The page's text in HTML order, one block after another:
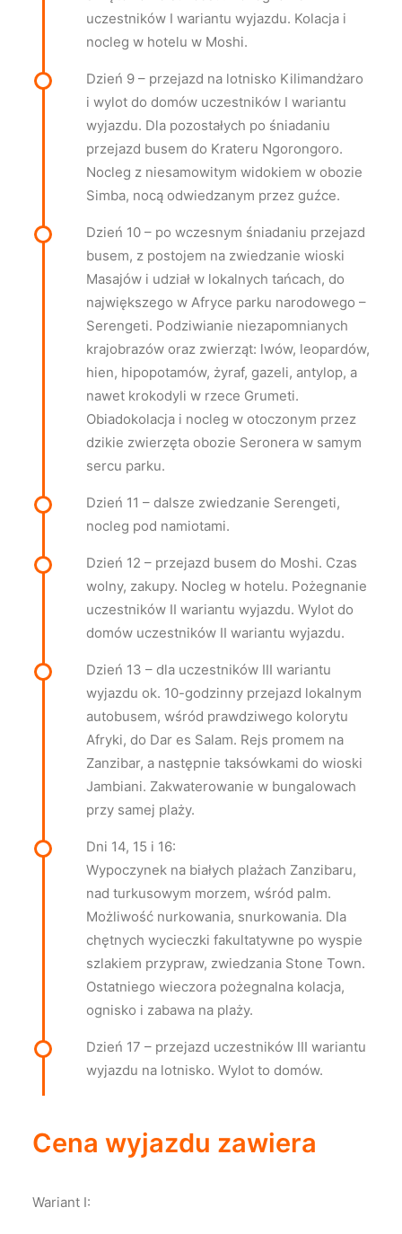
uczestników I wariantu wyjazdu. Kolacja i
nocleg w hotelu w Moshi.
Dzień 9 – przejazd na lotnisko Kilimandżaro
i wylot do domów uczestników I wariantu
wyjazdu. Dla pozostałych po śniadaniu
przejazd busem do Krateru Ngorongoro.
Nocleg z niesamowitym widokiem w obozie
Simba, nocą odwiedzanym przez guźce.
Dzień 10 – po wczesnym śniadaniu przejazd
busem, z postojem na zwiedzanie wioski
Masajów i udział w lokalnych tańcach, do
największego w Afryce parku narodowego –
Serengeti. Podziwianie niezapomnianych
krajobrazów oraz zwierząt: lwów, leopardów,
hien, hipopotamów, żyraf, gazeli, antylop, a
nawet krokodyli w rzece Grumeti.
Obiadokolacja i nocleg w otoczonym przez
dzikie zwierzęta obozie Seronera w samym
sercu parku.
Dzień 11 – dalsze zwiedzanie Serengeti,
nocleg pod namiotami.
Dzień 12 – przejazd busem do Moshi. Czas
wolny, zakupy. Nocleg w hotelu. Pożegnanie
uczestników II wariantu wyjazdu. Wylot do
domów uczestników II wariantu wyjazdu.
Dzień 13 – dla uczestników III wariantu
wyjazdu ok. 10-godzinny przejazd lokalnym
autobusem, wśród prawdziwego kolorytu
Afryki, do Dar es Salam. Rejs promem na
Zanzibar, a następnie taksówkami do wioski
Jambiani. Zakwaterowanie w bungalowach
przy samej plaży.
Dni 14, 15 i 16:
Wypoczynek na białych plażach Zanzibaru,
nad turkusowym morzem, wśród palm.
Możliwość nurkowania, snurkowania. Dla
chętnych wycieczki fakultatywne po wyspie
szlakiem przypraw, zwiedzania Stone Town.
Ostatniego wieczora pożegnalna kolacja,
ognisko i zabawa na plaży.
Dzień 17 – przejazd uczestników III wariantu
wyjazdu na lotnisko. Wylot to domów.
Cena wyjazdu zawiera
Wariant I: